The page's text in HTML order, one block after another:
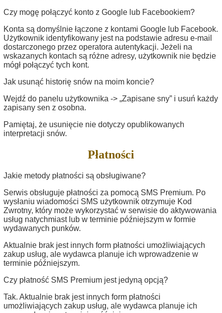
Czy mogę połączyć konto z Google lub Facebookiem?
Konta są domyślnie łączone z kontami Google lub Facebook.
Użytkownik identyfikowany jest na podstawie adresu e-mail
dostarczonego przez operatora autentykacji. Jeżeli na
wskazanych kontach są różne adresy, użytkownik nie będzie
mógł połączyć tych kont.
Jak usunąć historię snów na moim koncie?
Wejdź do panelu użytkownika -> „Zapisane sny” i usuń każdy
zapisany sen z osobna.
Pamiętaj, że usunięcie nie dotyczy opublikowanych
interpretacji snów.
Płatności
Jakie metody płatności są obsługiwane?
Serwis obsługuje płatności za pomocą SMS Premium. Po
wysłaniu wiadomości SMS użytkownik otrzymuje Kod
Zwrotny, który może wykorzystać w serwisie do aktywowania
usług​ natychmiast lub w terminie późniejszym w formie
wydawanych punków.
Aktualnie brak jest innych form płatności umożliwiających
zakup usług, ale wydawca planuje ich wprowadzenie w
terminie późniejszym.
Czy płatność SMS Premium jest jedyną opcją?
Tak. Aktualnie brak jest innych form płatności
umożliwiających zakup usług, ale wydawca planuje ich